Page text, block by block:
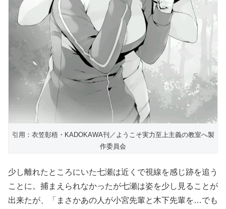
引用：衣笠彰梧・KADOKAWA刊／ようこそ実力至上主義の教室へ製
作委員会
少し離れたところにいた七瀬は近くで視線を感じ跡を追う
ことに。捕まえられなかったが七瀬は姿を少し見ることが
出来たが、「まさかあの人が小宮先輩と木下先輩を…でも